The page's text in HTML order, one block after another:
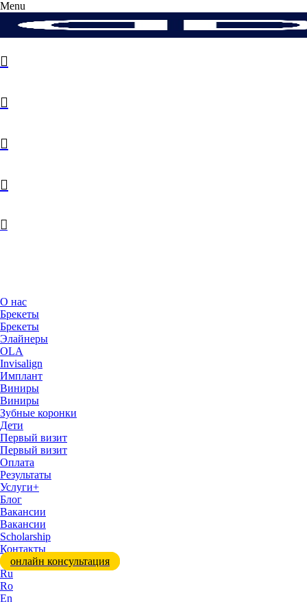
Menu
О нас
Брекеты
Брекеты
Элайнеры
OLA
Invisalign
Имплант
Виниры
Виниры
Зубные коронки
Дети
Первый визит
Первый визит
Оплата
Результаты
Услуги+
Блог
Вакансии
Вакансии
Scholarship
Контакты
онлайн консультация
Ru
Ro
En